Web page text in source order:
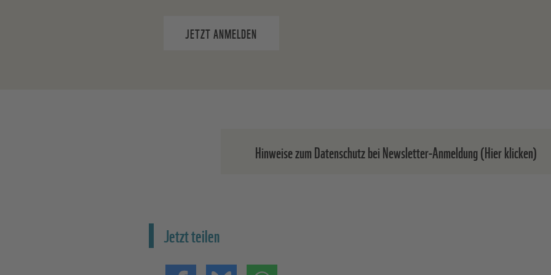
JETZT ANMELDEN
Hinweise zum Datenschutz bei Newsletter-Anmeldung (Hier klicken)
Abmeldelink in jedem Newsletter oder durch eine E-Mail an
Jetzt teilen